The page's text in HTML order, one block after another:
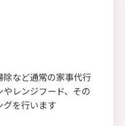
など通常の家事代行
レンジフード、その
グを行います